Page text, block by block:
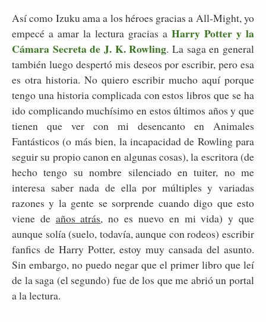
Así como Izuku ama a los héroes gracias a All-Might, yo
empecé a amar la lectura gracias a Harry Potter y la
Cámara Secreta de J. K. Rowling. La saga en general
también luego despertó mis deseos por escribir, pero esa
es otra historia. No quiero escribir mucho aquí porque
tengo una historia complicada con estos libros que se ha
ido complicando muchísimo en estos últimos años y que
tienen que ver con mi desencanto en Animales
Fantásticos (o más bien, la incapacidad de Rowling para
seguir su propio canon en algunas cosas), la escritora (de
hecho tengo su nombre silenciado en tuiter, no me
interesa saber nada de ella por múltiples y variadas
razones y la gente se sorprende cuando digo que esto
viene de años atrás, no es nuevo en mi vida) y que
aunque solía (suelo, todavía, aunque con rodeos) escribir
fanfics de Harry Potter, estoy muy cansada del asunto.
Sin embargo, no puedo negar que el primer libro que leí
de la saga (el segundo) fue de los que me abrió un portal
a la lectura.